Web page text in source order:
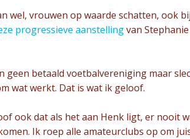
wel, vrouwen op waarde schatten, ook
progressieve aanstellingvan
geen betaald voetbalvereniging maar
wat werkt. Dat is wat ik geloof.
ook dat als het aan Henk ligt, er nooit
Ik roep alle amateurclubs op om